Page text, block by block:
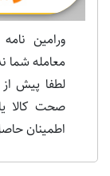
ورامین
معامله شما
لطفا پیش
صحت کالا
اطمینان